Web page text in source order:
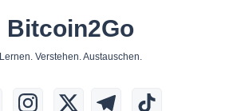
Bitcoin2Go
Lernen. Verstehen. Austauschen.